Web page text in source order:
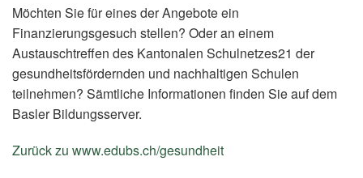
Möchten Sie für eines der Angebote ein
Finanzierungsgesuch stellen? Oder an einem
Austauschtreffen des Kantonalen Schulnetzes21 der
gesundheitsfördernden und nachhaltigen Schulen
teilnehmen? Sämtliche Informationen finden Sie auf dem
Basler Bildungsserver.
Zurück zu www.edubs.ch/gesundheit